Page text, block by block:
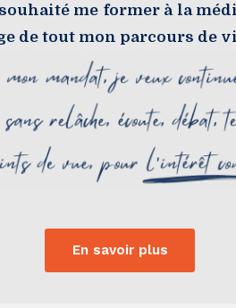
me former à la
de tout mon parcours de
En savoir plus